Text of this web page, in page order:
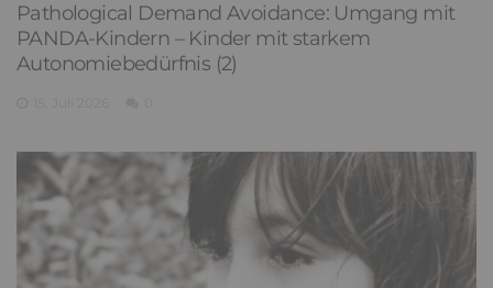
Pathological Demand Avoidance: Umgang mit
PANDA-Kindern – Kinder mit starkem
Autonomiebedürfnis (2)